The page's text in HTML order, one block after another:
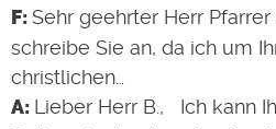
Sehr geehrter Herr
schreibe Sie an, da ich um
christlichen…
Lieber Herr B., Ich kann